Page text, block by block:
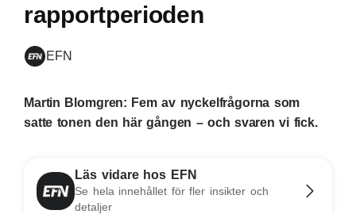
rapportperioden
EFN
Martin Blomgren: Fem av nyckelfrågorna som
satte tonen den här gången – och svaren vi fick.
Läs vidare hos EFN
Se hela innehållet för fler insikter och
detaljer